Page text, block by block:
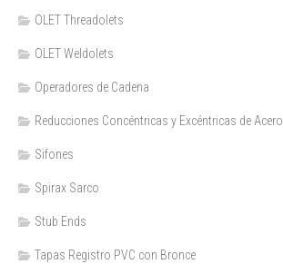
OLET Threadolets
OLET Weldolets
Operadores de Cadena
Reducciones Concéntricas y Excéntricas de Acero
Sifones
Spirax Sarco
Stub Ends
Tapas Registro PVC con Bronce